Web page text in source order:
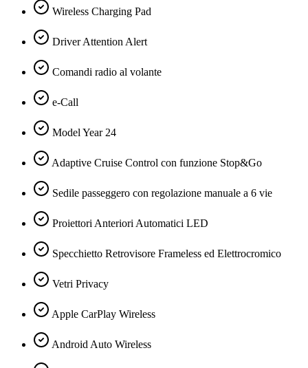
Wireless Charging Pad
Driver Attention Alert
Comandi radio al volante
e-Call
Model Year 24
Adaptive Cruise Control con funzione Stop&Go
Sedile passeggero con regolazione manuale a 6 vie
Proiettori Anteriori Automatici LED
Specchietto Retrovisore Frameless ed Elettrocromico
Vetri Privacy
Apple CarPlay Wireless
Android Auto Wireless